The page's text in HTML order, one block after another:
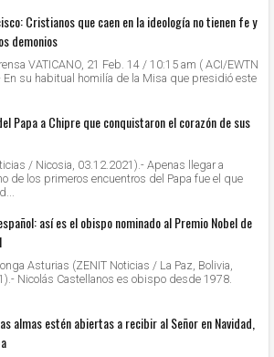
Cristianos que caen en la ideología no tienen fe y
demonios
VATICANO, 21 Feb. 14 / 10:15 am ( ACI/EWTN
En su habitual homilía de la Misa que presidió este
Papa a Chipre que conquistaron el corazón de sus
/ Nicosia, 03.12.2021).- Apenas llegar a
de los primeros encuentros del Papa fue el que
así es el obispo nominado al Premio Nobel de
Asturias (ZENIT Noticias / La Paz, Bolivia,
Nicolás Castellanos es obispo desde 1978.
almas estén abiertas a recibir al Señor en Navidad,